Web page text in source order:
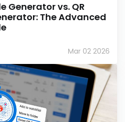
Generator vs. QR
The Advanced
Mar 02 2026